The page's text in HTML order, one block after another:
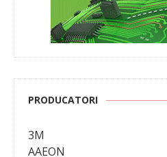
PRODUCATORI
3M
AAEON